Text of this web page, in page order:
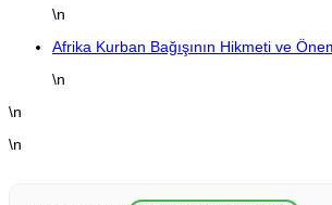
\n
Afrika Kurban Bağışının Hikmeti ve
\n
\n
\n